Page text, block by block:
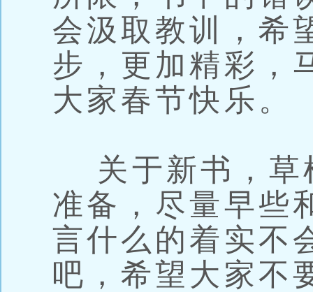
会汲取教训，希
步，更加精彩，
大家春节快乐。
关于新书，草
准备，尽量早些
言什么的着实不
吧，希望大家不